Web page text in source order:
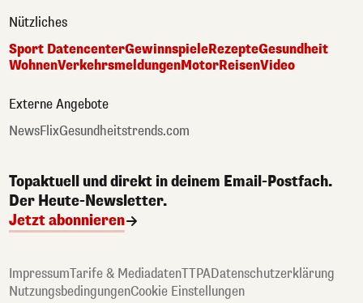
Nützliches
Sport DatencenterGewinnspieleRezepteGesundheit
WohnenVerkehrsmeldungenMotorReisenVideo
Externe Angebote
NewsFlixGesundheitstrends.com
Topaktuell und direkt in deinem Email-Postfach.
Der Heute-Newsletter.
Jetzt abonnieren
ImpressumTarife & MediadatenTTPADatenschutzerklärung
NutzungsbedingungenCookie Einstellungen